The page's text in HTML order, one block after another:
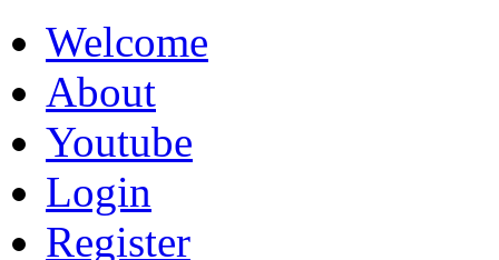
Welcome
About
Youtube
Login
Register